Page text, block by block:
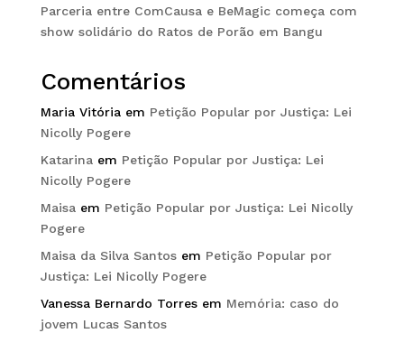
Parceria entre ComCausa e BeMagic começa com
show solidário do Ratos de Porão em Bangu
Comentários
Maria Vitóriaem Petição Popular por Justiça: Lei
Nicolly Pogere
Katarinaem Petição Popular por Justiça: Lei
Nicolly Pogere
Maisaem Petição Popular por Justiça: Lei Nicolly
Pogere
Maisa da Silva Santosem Petição Popular por
Justiça: Lei Nicolly Pogere
Vanessa Bernardo Torresem Memória: caso do
jovem Lucas Santos